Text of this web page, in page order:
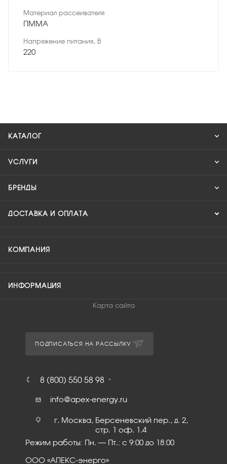
Материал рассеивателя
ПММА
Напряжение питания, В
220
КАТАЛОГ
УСЛУГИ
БРЕНДЫ
ДОСТАВКА И ОПЛАТА
КОМПАНИЯ
ИНФОРМАЦИЯ
Карта сайта
ПОДПИСАТЬСЯ НА РАССЫЛКУ
8 (800) 550 58 98
info@apex-energy.ru
г. Москва, Берсеневский пер., д. 2,
стр. 1 оф. 1.4
Режим работы: Пн. – Пт.: с 9:00 до 18:00
ООО «АПЕКС-энерго»